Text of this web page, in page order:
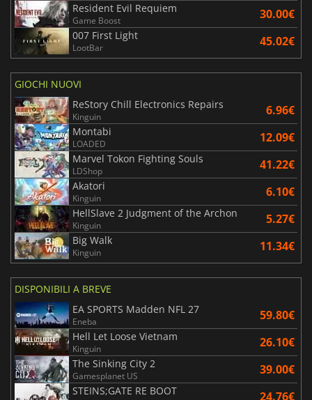
Resident Evil Requiem
Game Boost 30.00€
007 First Light
LootBar 45.02€
GIOCHI NUOVI
ReStory Chill Electronics Repairs
Kinguin 6.96€
Montabi
LOADED 12.09€
Marvel Tokon Fighting Souls
LDShop 41.22€
Akatori
Kinguin 6.10€
HellSlave 2 Judgment of the Archon
Kinguin 5.27€
Big Walk
Kinguin 11.34€
DISPONIBILI A BREVE
EA SPORTS Madden NFL 27
Eneba 59.80€
Hell Let Loose Vietnam
Kinguin 26.10€
The Sinking City 2
Gamesplanet US 39.00€
STEINS;GATE RE BOOT 24.76€